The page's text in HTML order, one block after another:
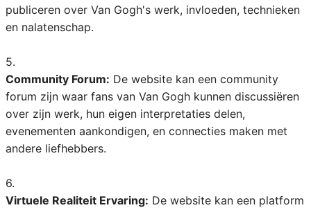
publiceren over Van Gogh's werk, invloeden, technieken
en nalatenschap.
5.
Community Forum: De website kan een community
forum zijn waar fans van Van Gogh kunnen discussiëren
over zijn werk, hun eigen interpretaties delen,
evenementen aankondigen, en connecties maken met
andere liefhebbers.
6.
Virtuele Realiteit Ervaring: De website kan een platform